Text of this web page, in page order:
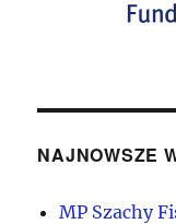
NAJNOWSZE
MP Szachy